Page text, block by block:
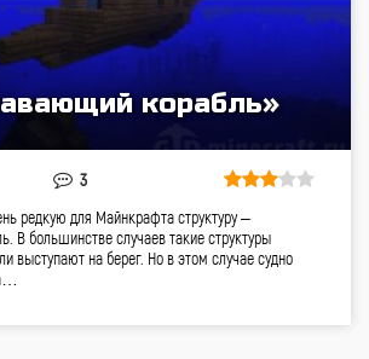
корабль»
3
редкую для Майнкрафта структуру –
В большинстве случаев такие структуры
выступают на берег. Но в этом случае судно